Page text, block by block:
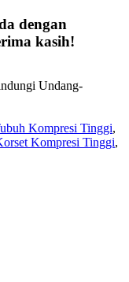
dengan
kasih!
Undang-
Kompresi Tinggi,
Kompresi Tinggi,